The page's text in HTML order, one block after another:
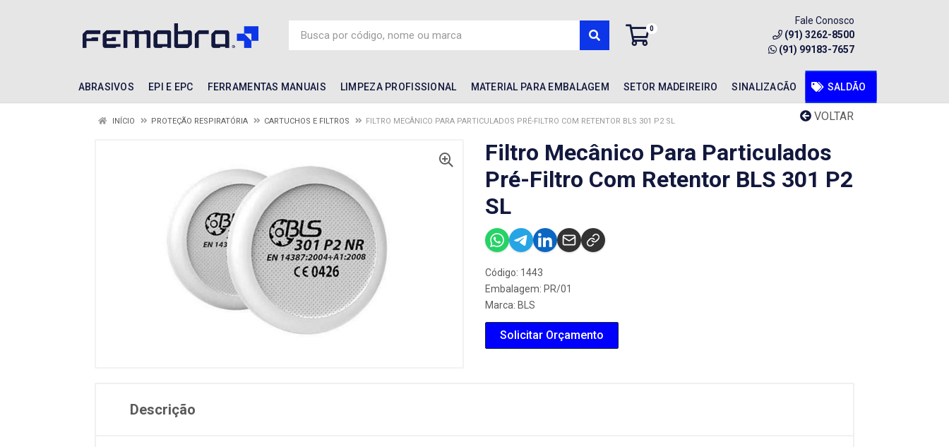
0
Fale Conosco
(91) 3262-8500
(91) 99183-7657
ABRASIVOS EPI E EPC FERRAMENTAS MANUAIS LIMPEZA PROFISSIONAL MATERIAL PARA EMBALAGEM SETOR MADEIREIRO SINALIZACÃO SALDÃO
VOLTAR
INÍCIO PROTEÇÃO RESPIRATÓRIA CARTUCHOS E FILTROS FILTRO MECÂNICO PARA PARTICULADOS PRÉ-FILTRO COM RETENTOR BLS 301 P2 SL
Filtro Mecânico Para Particulados
Pré-Filtro Com Retentor BLS 301 P2
SL
Código: 1443
Embalagem: PR/01
Marca: BLS
Solicitar Orçamento
Descrição